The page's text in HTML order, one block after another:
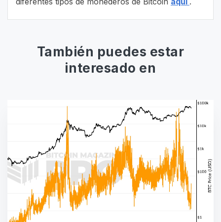
También puedes estar
interesado en